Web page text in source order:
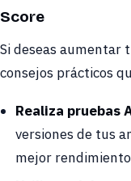
Score
Si deseas aumentar
consejos prácticos
Realiza pruebas
versiones de tus
mejor